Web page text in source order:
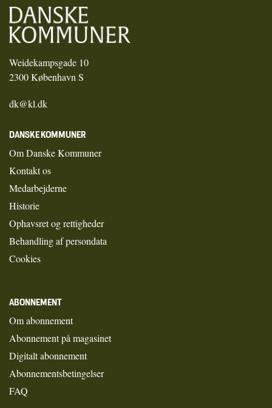
Weidekampsgade 10
2300 København S
dk@kl.dk
DANSKE KOMMUNER
Om Danske Kommuner
Kontakt os
Medarbejderne
Historie
Ophavsret og rettigheder
Behandling af persondata
Cookies
ABONNEMENT
Om abonnement
Abonnement på magasinet
Digitalt abonnement
Abonnementsbetingelser
FAQ